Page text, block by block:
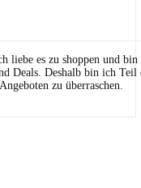
liebe es zu shoppen und
Deals. Deshalb bin ich Teil
zu überraschen.